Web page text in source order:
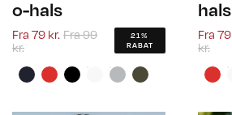
o-hals
Fra 79 kr. Fra99
kr.
21%
RABAT
hals
Fra
kr.